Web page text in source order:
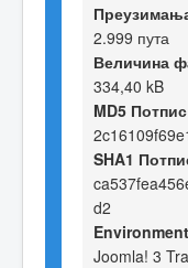
2.999 пута
Величина
334,40 kB
MD5 Потпис
SHA1
d2
Joomla! 3